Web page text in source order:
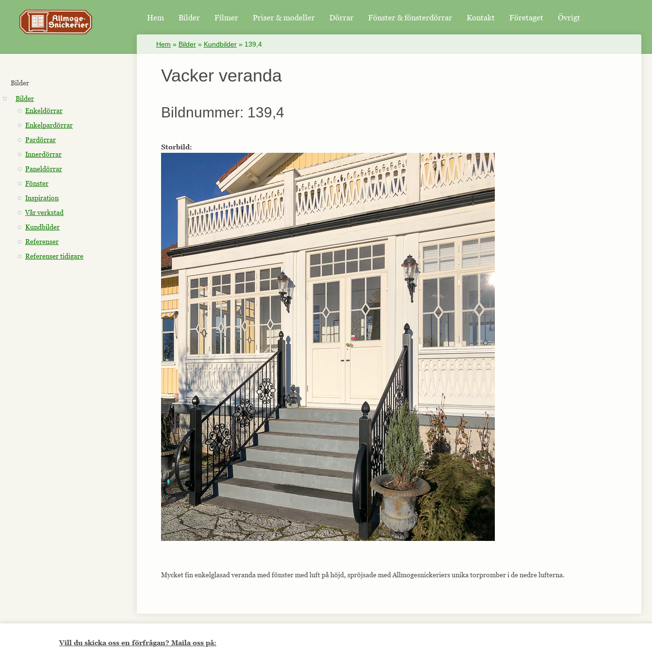
Hem Bilder Filmer Priser & modeller Dörrar Fönster & fönsterdörrar Kontakt Företaget Övrigt
Bilder
Bilder
Enkeldörrar
Enkelpardörrar
Pardörrar
Innerdörrar
Paneldörrar
Fönster
Inspiration
Vår verkstad
Kundbilder
Referenser
Referenser tidigare
Hem » Bilder » Kundbilder » 139,4
Vacker veranda
Bildnummer: 139,4
Storbild:
Mycket fin enkelglasad veranda med fönster med luft på höjd, spröjsade med Allmogesnickeriers unika torpromber i de nedre lufterna.
Vill du skicka oss en förfrågan? Maila oss på: